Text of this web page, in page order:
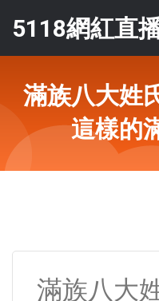
5118網紅直
滿族八大姓
這樣的
滿族八大